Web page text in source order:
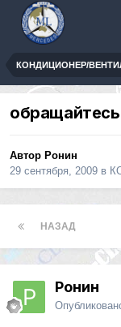
КОНДИЦИОНЕР/
Автор Ронин
29 сентября, 2009 в
НАЗАД
Ронин